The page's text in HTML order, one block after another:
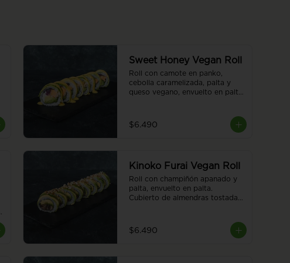
Sweet Honey Vegan Roll
Roll con camote en panko,
cebolla caramelizada, palta y
queso vegano, envuelto en palta.
$6.490
Kinoko Furai Vegan Roll
Roll con champiñón apanado y
palta, envuelto en palta.
Cubierto de almendras tostadas.
$6.490